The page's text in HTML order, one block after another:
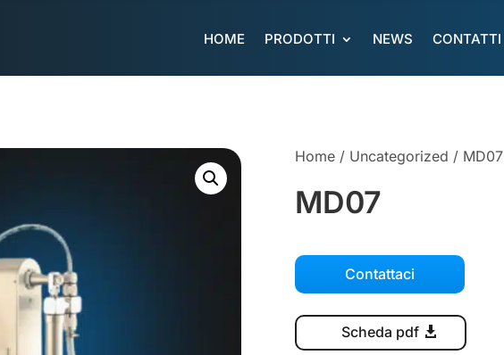
HOME PRODOTTI NEWS CONTATTI
Home/ Uncategorized / MD07
MD07
Contattaci
Scheda pdf